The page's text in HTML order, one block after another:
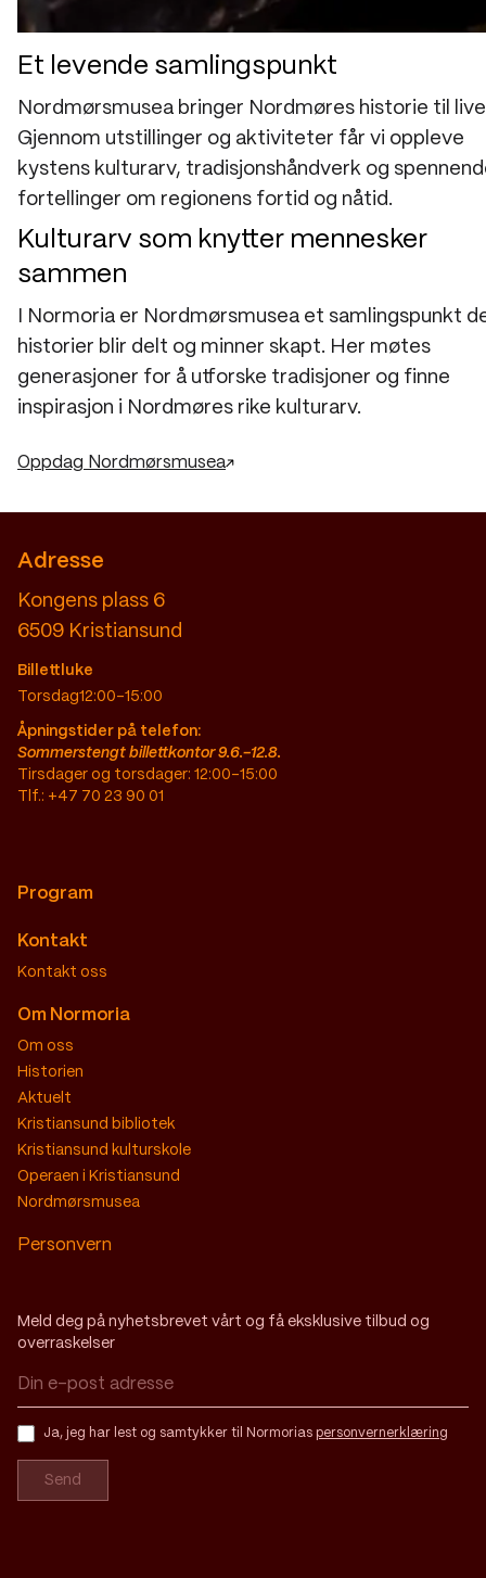
Et levende samlingspunkt
Nordmørsmusea bringer Nordmøres historie til
Gjennom utstillinger og aktiviteter får vi oppleve
kystens kulturarv, tradisjonshåndverk og
fortellinger om regionens fortid og nåtid.
Kulturarv som knytter mennesker
sammen
I Normoria er Nordmørsmusea et samlingspunkt
historier blir delt og minner skapt. Her møtes
generasjoner for å utforske tradisjoner og finne
inspirasjon i Nordmøres rike kulturarv.
Oppdag Nordmørsmusea
Adresse
Kongens plass 6
6509 Kristiansund
Billettluke
Torsdag12:00–15:00
Åpningstider på telefon:
Sommerstengt billettkontor 9.6.-12.8.
Tirsdager og torsdager: 12:00-15:00
Tlf.: +47 70 23 90 01
Program
Kontakt
Kontakt oss
Om Normoria
Om oss
Historien
Aktuelt
Kristiansund bibliotek
Kristiansund kulturskole
Operaen i Kristiansund
Nordmørsmusea
Personvern
Meld deg på nyhetsbrevet vårt og få eksklusive tilbud og
overraskelser
Ja, jeg har lest og samtykker til Normorias personvernerklæring
Send